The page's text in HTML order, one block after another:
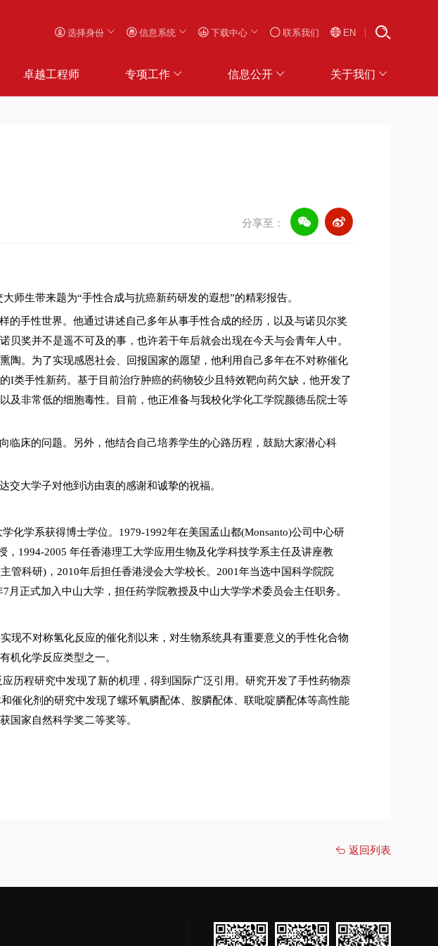
选择身份 信息系统 下载中心 联系我们 EN
卓越工程师 专项工作 信息公开 关于我们
分享至：
师生带来题为“手性合成与抗癌新药研发的遐想”的精彩报告。
手性世界。他通过讲述自己多年从事手性合成的经历，以及与诺贝尔奖
奖并不是遥不可及的事，也许若干年后就会出现在今天与会青年人中。
陶。为了实现感恩社会、回报国家的愿望，他利用自己多年在不对称催化
I类手性新药。基于目前治疗肿癌的药物较少且特效靶向药欠缺，他开发了
及非常低的细胞毒性。目前，他正准备与我校化学化工学院颜德岳院士等
临床的问题。另外，他结合自己培养学生的心路历程，鼓励大家潜心科
大学子对他到访由衷的感谢和诚挚的祝福。
化学系获得博士学位。 1979-1992年在美国孟山都(Monsanto)公司中心研
， 1994-2005 年任香港理工大学应用生物及化学科技学系主任及讲座教
主管科研)， 2010年后担任香港浸会大学校长。 2001年当选中国科学院院
7 月正式加入中山大学，担任药学院教授及中山大学学术委员会主任职务。
现不对称氢化反应的催化剂以来，对生物系统具有重要意义的手性化合物
机化学反应类型之一。
历程研究中发现了新的机理，得到国际广泛引用。研究开发了手性药物萘
催化剂的研究中发现了螺环氧膦配体、胺膦配体、联吡啶膦配体等高性能
国家自然科学奖二等奖等。
返回列表